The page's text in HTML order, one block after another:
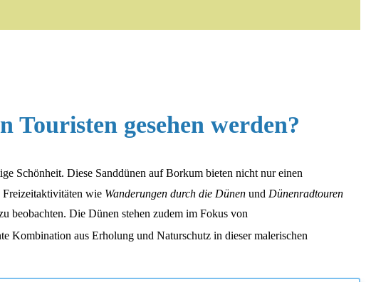
Touristen gesehen werden?
Schönheit. Diese Sanddünen auf Borkum bieten nicht nur einen
wie Wanderungen durch die Dünen und Dünenradtouren
beobachten. Die Dünen stehen zudem im Fokus von
Kombination aus Erholung und Naturschutz in dieser malerischen